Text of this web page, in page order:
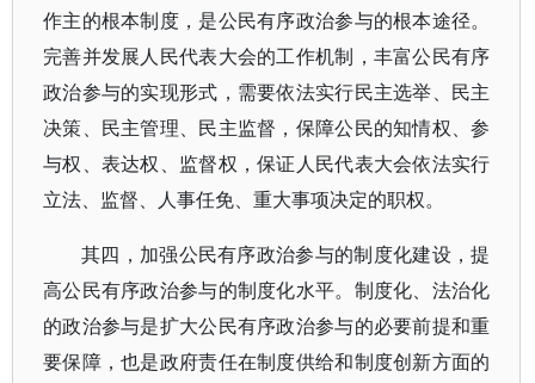
作主的根本制度，是公民有序政治参与的根本途径。
完善并发展人民代表大会的工作机制，丰富公民有序
政治参与的实现形式，需要依法实行民主选举、民主
决策、民主管理、民主监督，保障公民的知情权、参
与权、表达权、监督权，保证人民代表大会依法实行
立法、监督、人事任免、重大事项决定的职权。
其四，加强公民有序政治参与的制度化建设，提
高公民有序政治参与的制度化水平。制度化、法治化
的政治参与是扩大公民有序政治参与的必要前提和重
要保障，也是政府责任在制度供给和制度创新方面的